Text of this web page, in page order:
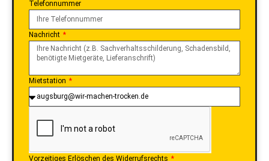
Telefonnummer
Nachricht
Mietstation
Vorzeitiges Erlöschen des Widerrufsrechts